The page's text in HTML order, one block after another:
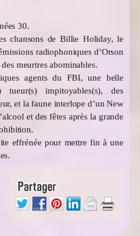
30.
chansons de Billie Holiday, le
radiophoniques d’Orson
meurtres abominables.
agents du FBI, une belle
impitoyables(s), des
et la faune interlope d’un New
et des fêtes après la grande
effrénée pour mettre fin à une